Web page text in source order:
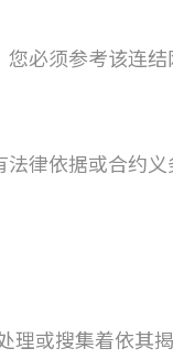
必须参考该连结
律依据或合约义
理或搜集着依其